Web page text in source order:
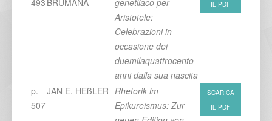
493 BRUMANA
genetliaco per
Aristotele:
Celebrazioni in
occasione dei
duemilaquattrocento
anni dalla sua nascita
IL PDF
p.
507
JAN E. HEßLER Rhetorik im
Epikureismus: Zur
SCARICA
IL PDF